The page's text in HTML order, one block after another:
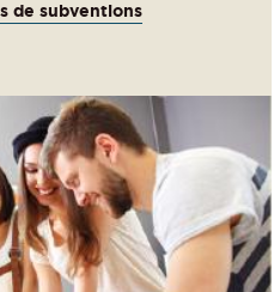
de subventions